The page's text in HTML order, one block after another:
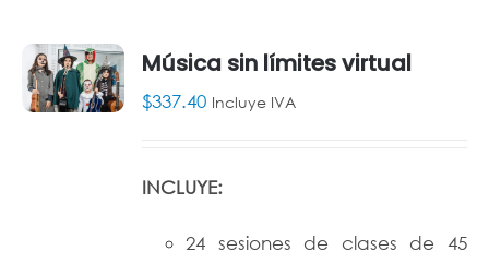
AÑADIR
Música sin límites virtual
$337.40 Incluye IVA
INCLUYE:
24 sesiones de clases de 45